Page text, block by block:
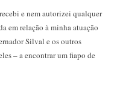
e nem autorizei qualquer
em relação à minha atuação
Silval e os outros
– a encontrar um fiapo de